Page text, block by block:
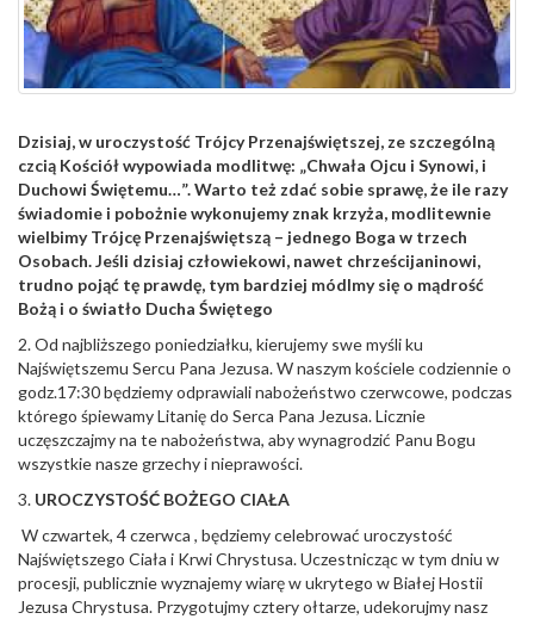
Dzisiaj, w uroczystość Trójcy Przenajświętszej, ze szczególną
czcią Kościół wypowiada modlitwę: „Chwała Ojcu i Synowi, i
Duchowi Świętemu…”. Warto też zdać sobie sprawę, że ile razy
świadomie i pobożnie wykonujemy znak krzyża, modlitewnie
wielbimy Trójcę Przenajświętszą – jednego Boga w trzech
Osobach. Jeśli dzisiaj człowiekowi, nawet chrześcijaninowi,
trudno pojąć tę prawdę, tym bardziej módlmy się o mądrość
Bożą i o światło Ducha Świętego
2. Od najbliższego poniedziałku, kierujemy swe myśli ku
Najświętszemu Sercu Pana Jezusa. W naszym kościele codziennie o
godz.17:30 będziemy odprawiali nabożeństwo czerwcowe, podczas
którego śpiewamy Litanię do Serca Pana Jezusa. Licznie
uczęszczajmy na te nabożeństwa, aby wynagrodzić Panu Bogu
wszystkie nasze grzechy i nieprawości.
3. UROCZYSTOŚĆ BOŻEGO CIAŁA
W czwartek, 4 czerwca , będziemy celebrować uroczystość
Najświętszego Ciała i Krwi Chrystusa. Uczestnicząc w tym dniu w
procesji, publicznie wyznajemy wiarę w ukrytego w Białej Hostii
Jezusa Chrystusa. Przygotujmy cztery ołtarze, udekorujmy nasz